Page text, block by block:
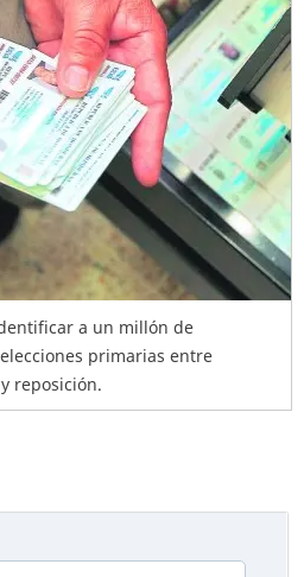
a un millón de
primarias entre
reposición.